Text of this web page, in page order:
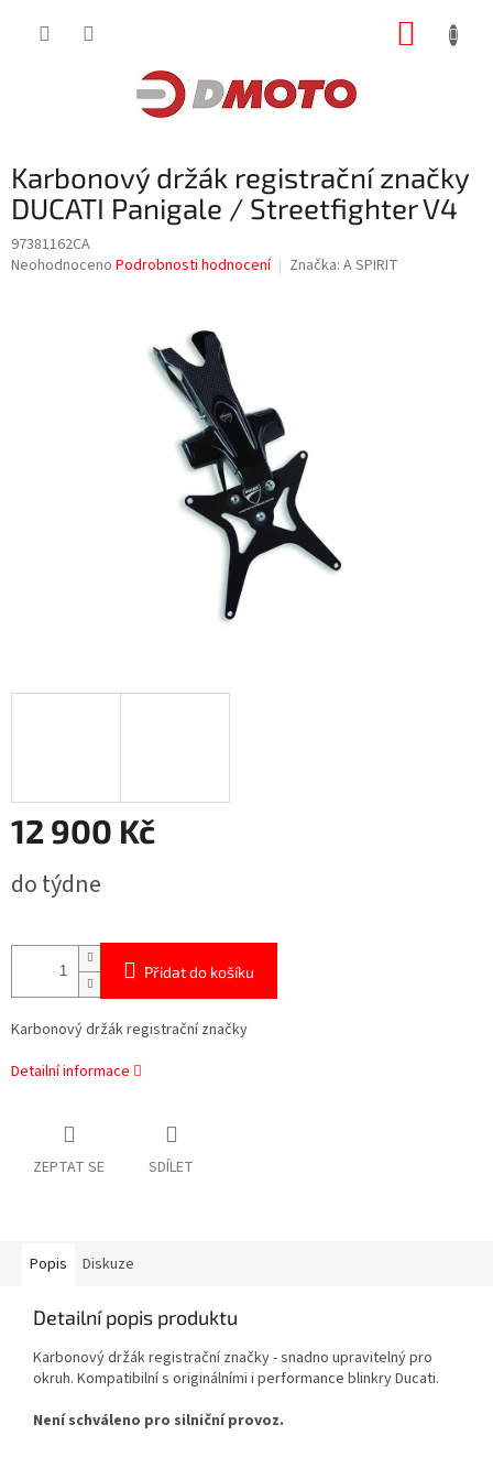
Karbonový držák registrační značky
DUCATI Panigale / Streetfighter V4
97381162CA
Průměrné
Neohodnoceno Podrobnosti hodnocení Značka: A SPIRIT
12 900 Kč
cena:
do týdne
Přidat do košíku
Karbonový držák registrační značky
Detailní informace
ZEPTAT SE SDÍLET
Popis Diskuze
Detailní popis produktu
Karbonový držák registrační značky - snadno upravitelný pro
okruh. Kompatibilní s originálními i performance blinkry Ducati.
Není schváleno pro silniční provoz.